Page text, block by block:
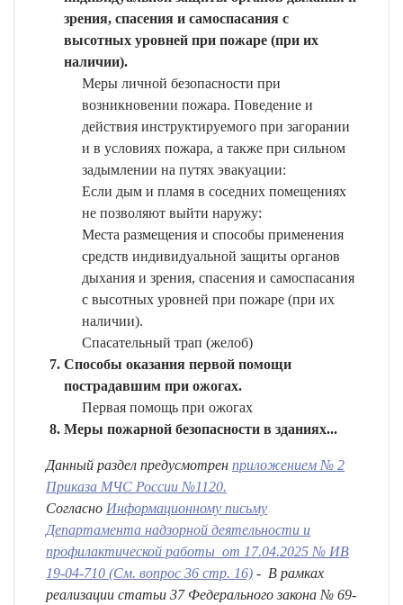
зрения, спасения и самоспасания с
высотных уровней при пожаре (при их
наличии).
Меры личной безопасности при
возникновении пожара. Поведение и
действия инструктируемого при загорании
и в условиях пожара, а также при сильном
задымлении на путях эвакуации:
Если дым и пламя в соседних помещениях
не позволяют выйти наружу:
Места размещения и способы применения
средств индивидуальной защиты органов
дыхания и зрения, спасения и самоспасания
с высотных уровней при пожаре (при их
наличии).
Спасательный трап (желоб)
Способы оказания первой помощи
пострадавшим при ожогах.
Первая помощь при ожогах
Меры пожарной безопасности в зданиях...
Данный раздел предусмотрен приложением № 2
Приказа МЧС России №1120.
Согласно Информационному письму
Департамента надзорной деятельности и
профилактической работы от 17.04.2025 № ИВ
19-04-710 (См. вопрос 36 стр. 16) - В рамках
реализации статьи 37 Федерального закона № 69-